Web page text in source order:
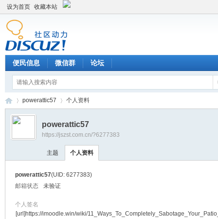
设为首页 收藏本站
便民信息 微信群 论坛
›
powerattic57 个人资料
powerattic57
https://jszst.com.cn/?6277383
主题 个人资料
powerattic57(UID: 6277383)
邮箱状态
未验证
个人签名
[url]https://imoodle.win/wiki/